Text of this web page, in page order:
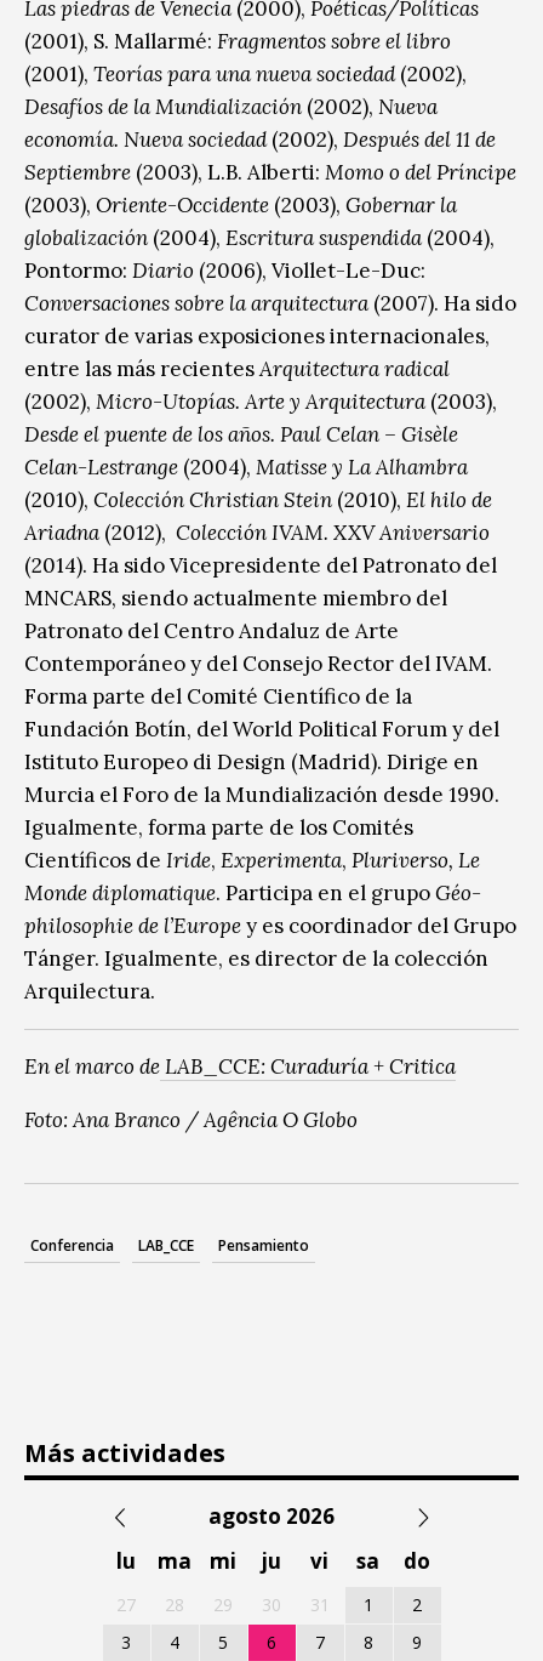
Las piedras de Venecia (2000), Poéticas/Políticas
(2001), S. Mallarmé: Fragmentos sobre el libro
(2001), Teorías para una nueva sociedad(2002),
Desafíos de la Mundialización (2002), Nueva
economía. Nueva sociedad(2002), Después del 11 de
Septiembre (2003), L.B. Alberti: Momo o del Príncipe
(2003), Oriente-Occidente (2003), Gobernar la
globalización (2004), Escritura suspendida (2004),
Pontormo: Diario (2006), Viollet-Le-Duc:
Conversaciones sobre la arquitectura (2007). Ha sido
curator de varias exposiciones internacionales,
entre las más recientesArquitectura radical
(2002), Micro-Utopías. Arte y Arquitectura (2003),
Desde el puente de los años. Paul Celan – Gisèle
Celan-Lestrange (2004), Matisse y La Alhambra
(2010), Colección Christian Stein (2010), El hilo de
Ariadna (2012), Colección IVAM. XXV Aniversario
(2014). Ha sido Vicepresidente del Patronato del
MNCARS, siendo actualmente miembro del
Patronato del Centro Andaluz de Arte
Contemporáneo y del Consejo Rector del IVAM.
Forma parte del Comité Científico de la
Fundación Botín, del World Political Forum y del
Istituto Europeo di Design (Madrid). Dirige en
Murcia el Foro de la Mundialización desde 1990.
Igualmente, forma parte de los Comités
Científicos de Iride, Experimenta, Pluriverso, Le
Monde diplomatique. Participa en el grupoGéo-
philosophie de l’Europey es coordinador del Grupo
Tánger. Igualmente, es director de la colección
Arquilectura.
En el marco deLAB_CCE: Curaduría + Critica
Foto: Ana Branco / Agência O Globo
Conferencia LAB_CCE Pensamiento
Más actividades
agosto 2026
lu
ma mi ju vi sa do
27 28 29 30 31 1
2
3
4 5 6 7 8
9